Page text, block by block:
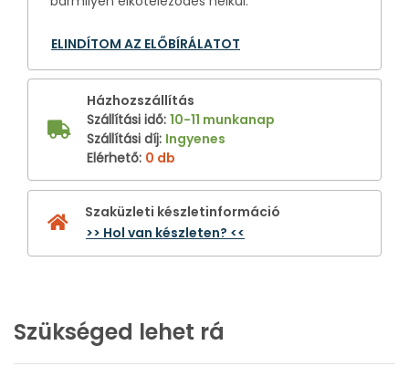
ELINDÍTOM AZ ELŐBÍRÁLATOT
Házhozszállítás
Szállítási idő: 10-11 munkanap
Szállítási díj: Ingyenes
Elérhető: 0 db
Szaküzleti készletinformáció
>> Hol van készleten? <<
Szükséged lehet rá